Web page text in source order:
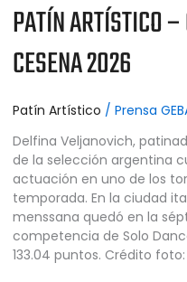
PATÍN ARTÍSTICO
CESENA 2026
Patín Artístico / Prensa
Delfina Veljanovich,
de la selección argentina
actuación en uno de los
temporada. En la ciudad
menssana quedó en la
competencia de Solo
133.04 puntos. Crédito